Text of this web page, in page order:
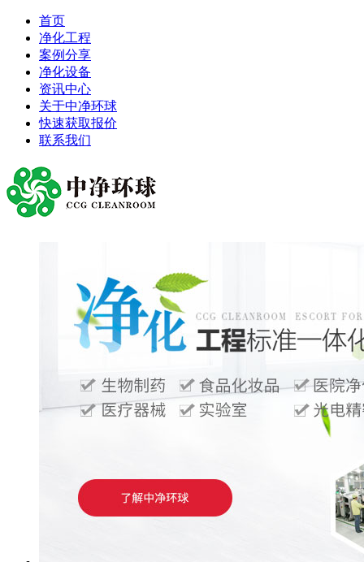
首页
净化工程
案例分享
净化设备
资讯中心
关于中净环球
快速获取报价
联系我们